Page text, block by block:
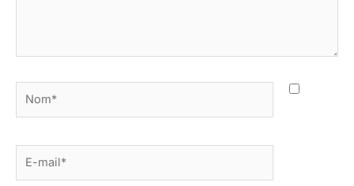
mail*